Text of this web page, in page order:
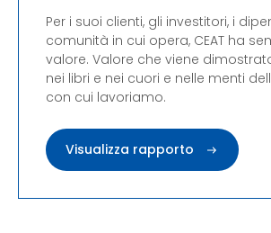
Per i suoi clienti, gli investitori, i
comunità in cui opera, CEAT ha
valore. Valore che viene
nei libri e nei cuori e nelle menti
con cui lavoriamo.
Visualizza rapporto